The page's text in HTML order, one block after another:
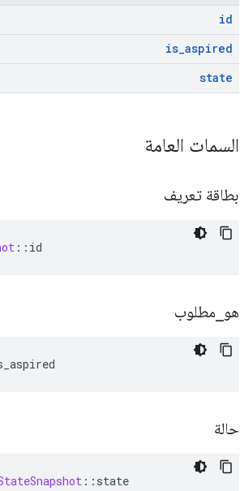
id
is_aspired
state
السمات العامة
بطاقة تعريف
:: id
هو مطلوب
حالة
:: state